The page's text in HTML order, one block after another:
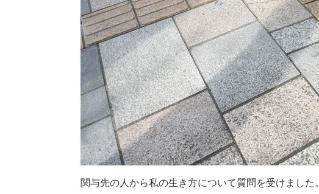
関与先の人から私の生き方について質問を受けました。